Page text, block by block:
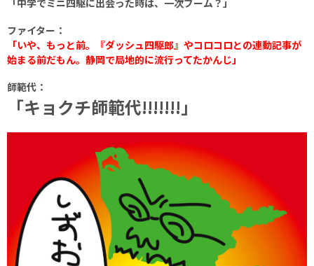
「中学でミニ四駆に出会った時は、一次ブーム？」
ファイター：
「いや、もっと前。『ダッシュ四駆郎』やコロコロとの連動記事が
始まる前だもん。静岡で局地的に流行ってたかんじ」
師範代：
「キョクチ師範代!!!!!!!」